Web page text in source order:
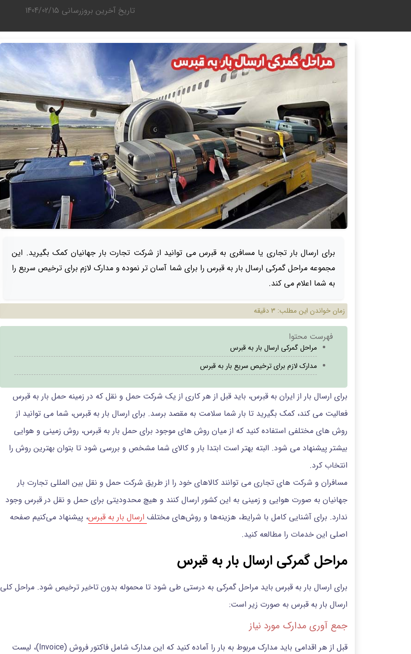
تاریخ آخرین بروزرسانی 1404/02/15
برای ارسال بار تجاری یا مسافری به قبرس می توانید از شرکت تجارت بار جهانیان کمک بگیرید. این
مجموعه مراحل گمرکی ارسال بار به قبرس را برای شما آسان تر نموده و مدارک لازم برای ترخیص سریع را
به شما اعلام می کند.
زمان خواندن این مطلب: 3 دقیقه
فهرست محتوا
مراحل گمرکی ارسال بار به قبرس
مدارک لازم برای ترخیص سریع بار به قبرس
برای ارسال بار از ایران به قبرس، باید قبل از هر کاری از یک شرکت حمل و نقل که در زمینه حمل بار به قبرس
فعالیت می کند، کمک بگیرید تا بار شما سلامت به مقصد برسد. برای ارسال بار به قبرس، شما می توانید از
روش های مختلفی استفاده کنید که از میان روش های موجود برای حمل بار به قبرس، روش زمینی و هوایی
بیشتر پیشنهاد می شود. البته بهتر است ابتدا بار و کالای شما مشخص و بررسی شود تا بتوان بهترین روش را
انتخاب کرد.
مسافران و شرکت های تجاری می توانند کالاهای خود را از طریق شرکت حمل و نقل بین المللی تجارت بار
جهانیان به صورت هوایی و زمینی به این کشور ارسال کنند و هیچ محدودیتی برای حمل و نقل در قبرس وجود
ندارد. برای آشنایی کامل با شرایط، هزینه‌ها و روش‌های مختلف ارسال بار به قبرس، پیشنهاد می‌کنیم صفحه
اصلی این خدمات را مطالعه کنید.
مراحل گمرکی ارسال بار به قبرس
برای ارسال بار به قبرس باید مراحل گمرکی به درستی طی شود تا محموله بدون تاخیر ترخیص شود. مراحل کلی
ارسال بار به قبرس به صورت زیر است:
جمع آوری مدارک مورد نیاز
قبل از هر اقدامی باید مدارک مربوط به بار را آماده کنید که این مدارک شامل فاکتور فروش (Invoice)، لیست